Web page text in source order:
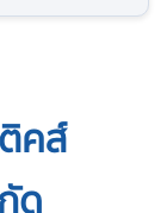
คส์